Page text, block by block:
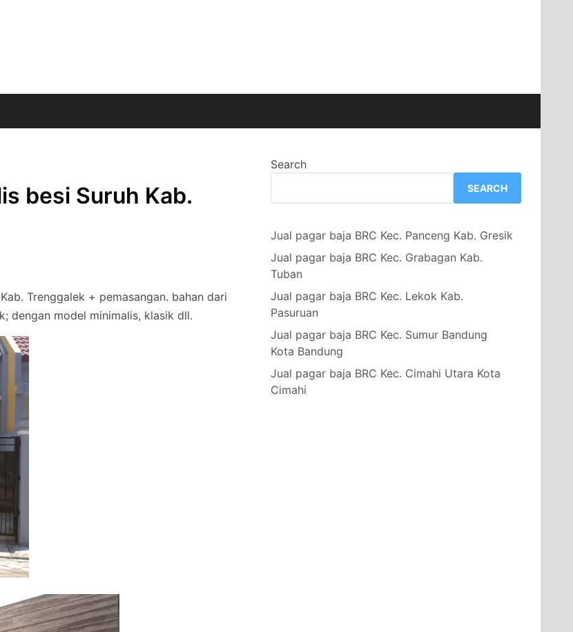
besi Suruh Kab.
Trenggalek + pemasangan. bahan dari
dengan model minimalis, klasik dll.
Search
SEARCH
Jual pagar baja BRC Kec. Panceng Kab. Gresik
Jual pagar baja BRC Kec. Grabagan Kab.
Tuban
Jual pagar baja BRC Kec. Lekok Kab.
Pasuruan
Jual pagar baja BRC Kec. Sumur Bandung
Kota Bandung
Jual pagar baja BRC Kec. Cimahi Utara Kota
Cimahi